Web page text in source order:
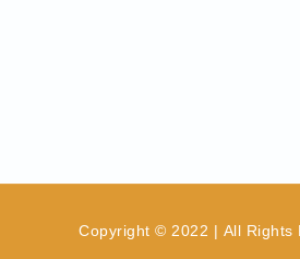
Copyright © 2022 | All Rights